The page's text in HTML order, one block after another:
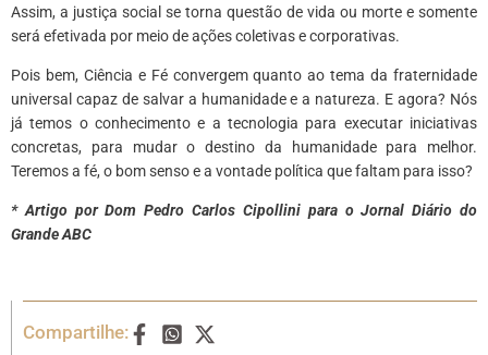
Assim, a justiça social se torna questão de vida ou morte e somente
será efetivada por meio de ações coletivas e corporativas.
Pois bem, Ciência e Fé convergem quanto ao tema da fraternidade
universal capaz de salvar a humanidade e a natureza. E agora? Nós
já temos o conhecimento e a tecnologia para executar iniciativas
concretas, para mudar o destino da humanidade para melhor.
Teremos a fé, o bom senso e a vontade política que faltam para isso?
* Artigo por Dom Pedro Carlos Cipollini para o Jornal Diário do
Grande ABC
Compartilhe: